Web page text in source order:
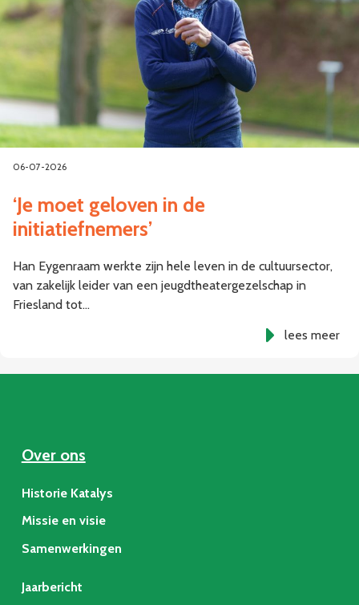
06-07-2026
‘Je moet geloven in de
initiatiefnemers’
Han Eygenraam werkte zijn hele leven in de cultuursector,
van zakelijk leider van een jeugdtheatergezelschap in
Friesland tot…
lees meer
Over ons
Historie Katalys
Missie en visie
Samenwerkingen
Jaarbericht